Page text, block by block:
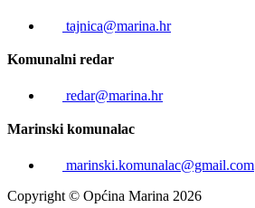
tajnica@marina.hr
Komunalni redar
redar@marina.hr
Marinski komunalac
marinski.komunalac@gmail.com
Copyright © Općina Marina 2026